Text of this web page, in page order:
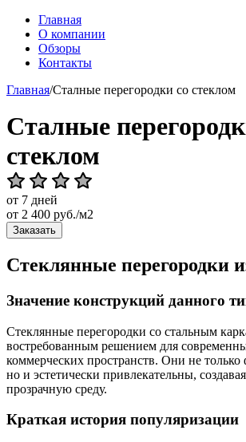
Главная
О компании
Обзоры
Контакты
Главная/Сталные перегородки со стеклом
Сталные
стеклом
от 7 дней
от 2 400 руб./м2
Заказать
Стеклянные перегородки
Значение конструкций данного
Стеклянные перегородки со стальным
востребованным решением для
коммерческих пространств. Они не
но и эстетически привлекательны,
прозрачную среду.
Краткая история популяризации